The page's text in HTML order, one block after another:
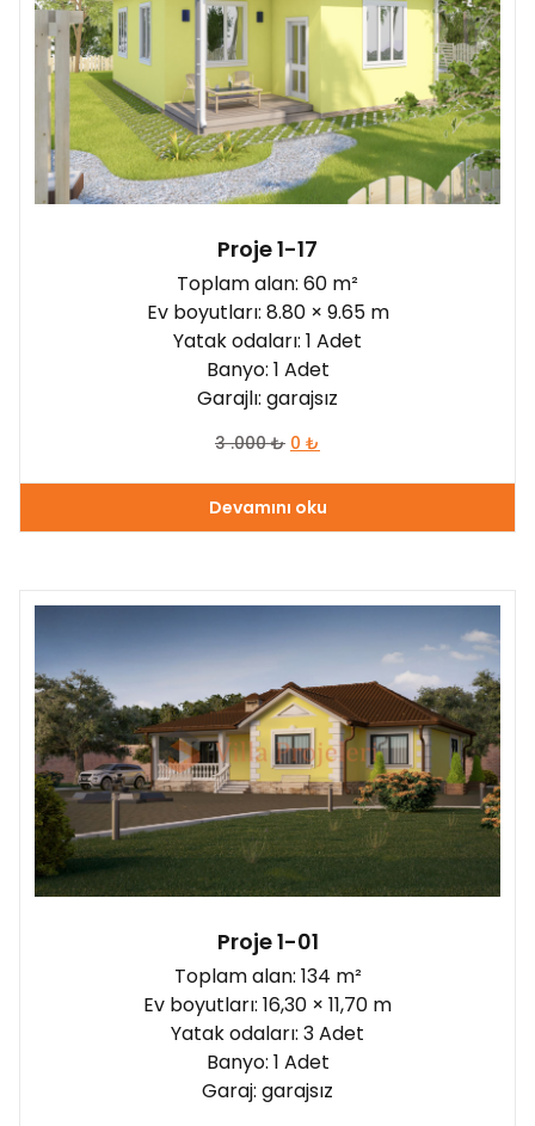
Proje 1-17
Toplam alan: 60 m²
Ev boyutları: 8.80 × 9.65 m
Yatak odaları: 1 Adet
Banyo: 1 Adet
Garajlı: garajsız
3 .000₺ 0 ₺
Devamını oku
Proje 1-01
Toplam alan: 134 m²
Ev boyutları: 16,30 × 11,70 m
Yatak odaları: 3 Adet
Banyo: 1 Adet
Garaj: garajsız